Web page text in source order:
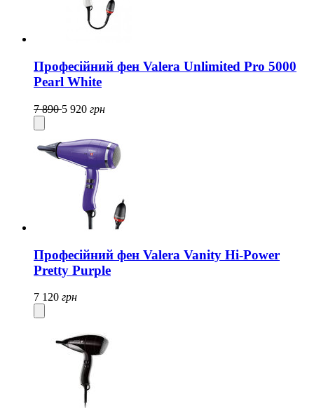
Професійний фен Valera Unlimited Pro 5000
Pearl White
7 8905 920 грн
Професійний фен Valera Vanity Hi-Power
Pretty Purple
7 120 грн